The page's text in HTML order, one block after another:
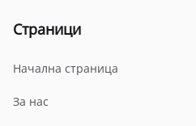
Страници
Начална страница
За нас